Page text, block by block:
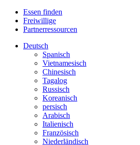
Essen finden
Freiwillige
Partnerressourcen
Deutsch
Spanisch
Vietnamesisch
Chinesisch
Tagalog
Russisch
Koreanisch
persisch
Arabisch
Italienisch
Französisch
Niederländisch